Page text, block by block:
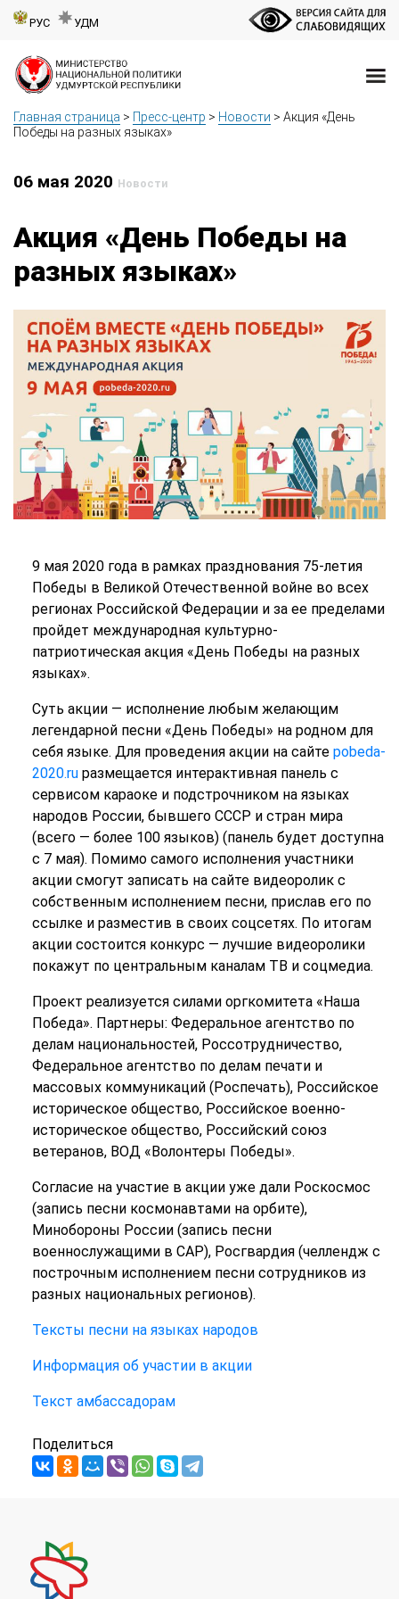
РУС УДМ
Главная страница > Пресс-центр > Новости > Акция «День
Победы на разных языках»
06 мая 2020 Новости
Акция «День Победы на
разных языках»
9 мая 2020 года в рамках празднования 75-летия
Победы в Великой Отечественной войне во всех
регионах Российской Федерации и за ее пределами
пройдет международная культурно-
патриотическая акция «День Победы на разных
языках».
Суть акции — исполнение любым желающим
легендарной песни «День Победы» на родном для
себя языке. Для проведения акции на сайте pobeda-
2020.ruразмещается интерактивная панель с
сервисом караоке и подстрочником на языках
народов России, бывшего СССР и стран мира
(всего — более 100 языков) (панель будет доступна
с 7 мая). Помимо самого исполнения участники
акции смогут записать на сайте видеоролик с
собственным исполнением песни, прислав его по
ссылке и разместив в своих соцсетях. По итогам
акции состоится конкурс — лучшие видеоролики
покажут по центральным каналам ТВ и соцмедиа.
Проект реализуется силами оргкомитета «Наша
Победа». Партнеры: Федеральное агентство по
делам национальностей, Россотрудничество,
Федеральное агентство по делам печати и
массовых коммуникаций (Роспечать), Российское
историческое общество, Российское военно-
историческое общество, Российский союз
ветеранов, ВОД «Волонтеры Победы».
Согласие на участие в акции уже дали Роскосмос
(запись песни космонавтами на орбите),
Минобороны России (запись песни
военнослужащими в САР), Росгвардия (челлендж с
построчным исполнением песни сотрудников из
разных национальных регионов).
Тексты песни на языках народов
Информация об участии в акции
Текст амбассадорам
Поделиться